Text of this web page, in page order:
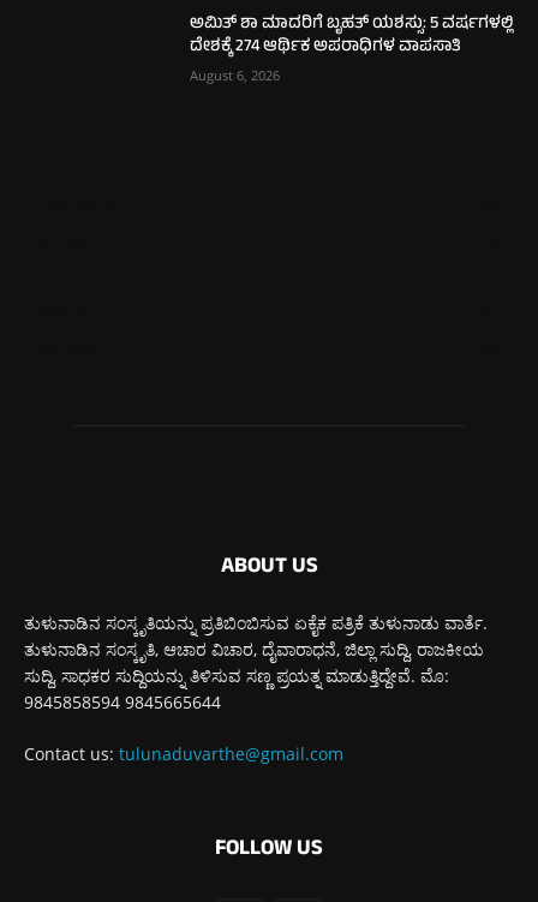
ಅಮಿತ್ ಶಾ ಮಾದರಿಗೆ ಬೃಹತ್ ಯಶಸ್ಸು: 5 ವರ್ಷಗಳಲ್ಲಿ
ದೇಶಕ್ಕೆ 274 ಆರ್ಥಿಕ ಅಪರಾಧಿಗಳ ವಾಪಸಾತಿ
August 6, 2026
ABOUT US
ತುಳುನಾಡಿನ ಸಂಸ್ಕೃತಿಯನ್ನು ಪ್ರತಿಬಿಂಬಿಸುವ ಏಕೈಕ ಪತ್ರಿಕೆ ತುಳುನಾಡು ವಾರ್ತೆ.
ತುಳುನಾಡಿನ ಸಂಸ್ಕೃತಿ, ಆಚಾರ ವಿಚಾರ, ದೈವಾರಾಧನೆ, ಜಿಲ್ಲಾ ಸುದ್ದಿ, ರಾಜಕೀಯ
ಸುದ್ದಿ, ಸಾಧಕರ ಸುದ್ದಿಯನ್ನು ತಿಳಿಸುವ ಸಣ್ಣ ಪ್ರಯತ್ನ ಮಾಡುತ್ತಿದ್ದೇವೆ. ಮೊ:
9845858594 9845665644
Contact us: tulunaduvarthe@gmail.com
FOLLOW US